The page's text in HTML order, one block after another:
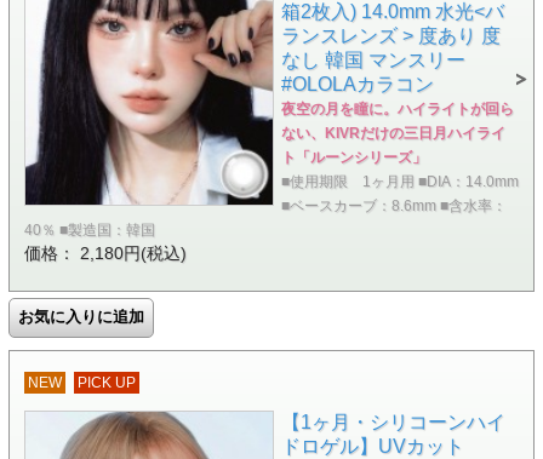
箱2枚入) 14.0mm 水光<バ
ランスレンズ > 度あり 度
なし 韓国 マンスリー
#OLOLAカラコン
夜空の月を瞳に。ハイライトが回ら
ない、KIVRだけの三日月ハイライ
ト「ルーンシリーズ」
■使用期限 1ヶ月用 ■DIA：14.0mm
■ベースカーブ：8.6mm ■含水率：
40％ ■製造国：韓国
価格： 2,180円(税込)
NEW PICK UP
【1ヶ月・シリコーンハイ
ドロゲル】UVカット